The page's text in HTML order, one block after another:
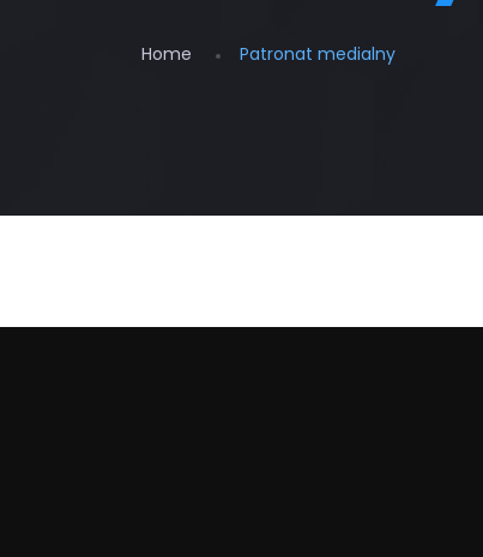
Home Patronat medialny